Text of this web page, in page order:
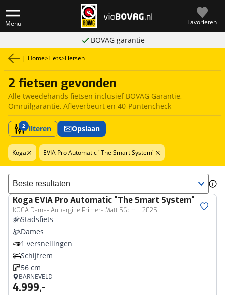
Menu Favorieten
BOVAG garantie
| Home>Fiets>Fietsen
2 fietsen gevonden
Alle tweedehands fietsen inclusief BOVAG Garantie,
Omruilgarantie, Afleverbeurt en 40-Puntencheck
2Filteren Opslaan
Koga EVIA Pro Automatic "The Smart System"
Sorteer resultaten
Koga EVIA Pro Automatic "The Smart System"
KOGA Dames Aubergine Primera Matt 56cm L 2025
Stadsfiets
Dames
1 versnellingen
Schijfrem
56 cm
BARNEVELD
4.999,-